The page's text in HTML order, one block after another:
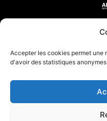
Accepter les cookies permet une
d'avoir des statistiques